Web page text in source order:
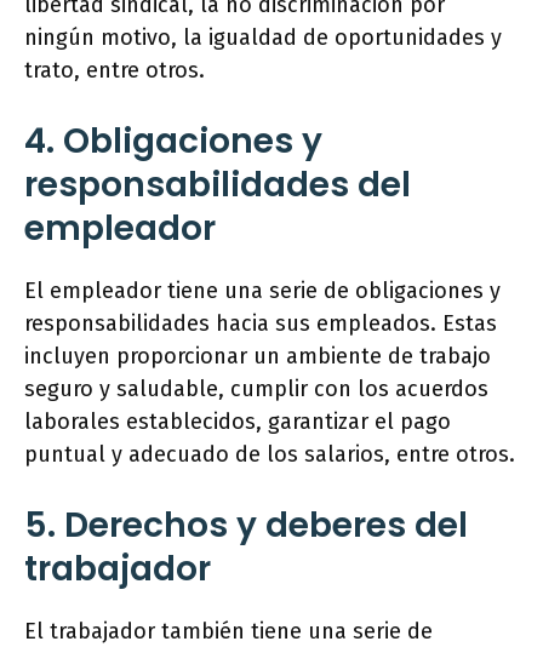
ningún motivo, la igualdad de oportunidades y
trato, entre otros.
4. Obligaciones y
responsabilidades del
empleador
El empleador tiene una serie de obligaciones y
responsabilidades hacia sus empleados. Estas
incluyen proporcionar un ambiente de trabajo
seguro y saludable, cumplir con los acuerdos
laborales establecidos, garantizar el pago
puntual y adecuado de los salarios, entre otros.
5. Derechos y deberes del
trabajador
El trabajador también tiene una serie de